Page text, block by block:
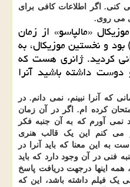
کنی. اگر اطلاعات کافی برای
می روی.
«مالپاسو» از زمان
را رنگ کن» (۱۹۶۹) بود و نخستین موزیکال، به
کردید. ژانری هست که
دوست داشته باشید آنرا
که آنرا نبینم، نمی دانم. در
کرده ام. اگر در آن زمان
نمی آورم که به آن جنبه فکر
می کنم این یک قالب هنری
این معنا که باید آنرا در
فنی در آن وجود دارد که باید
اینها درجهت دریافت پاسخ
فیلم داشته باشد، این که